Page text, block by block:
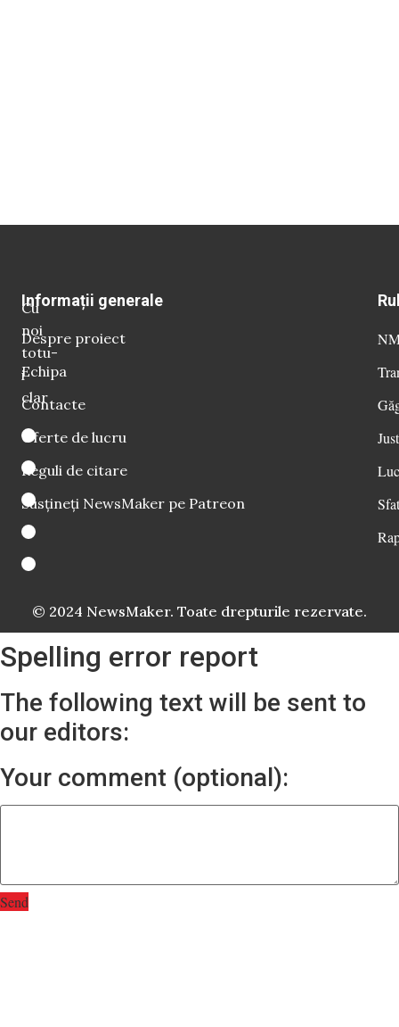
Cu
noi
totu-
i
clar
Informații generale
Despre proiect
Echipa
Contacte
Oferte de lucru
Reguli de citare
Susțineți NewsMaker pe Patreon
© 2024 NewsMaker. Toate drepturile rezervate.
Spelling error report
The following text will be sent to
our editors:
Your comment (optional):
Send